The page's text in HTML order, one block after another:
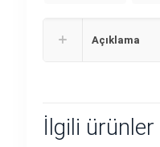
Açıklama
İlgili ürünler